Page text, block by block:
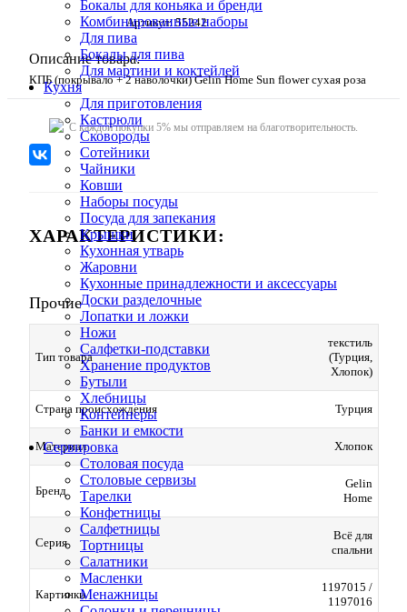
Бокалы для коньяка и бренди
Комбинированные наборы
Для пива
Бокалы для пива
Для мартини и коктейлей
Кухня
Для приготовления
Кастрюли
Сковороды
Сотейники
Чайники
Ковши
Наборы посуды
Посуда для запекания
Крышки
Кухонная утварь
Жаровни
Кухонные принадлежности и аксессуары
Доски разделочные
Лопатки и ложки
Ножи
Салфетки-подставки
Хранение продуктов
Бутыли
Хлебницы
Контейнеры
Банки и емкости
Сервировка
Столовая посуда
Столовые сервизы
Тарелки
Конфетницы
Салфетницы
Тортницы
Салатники
Масленки
Менажницы
Артикул:55242
Описание товара:
КПБ (покрывало + 2 наволочки) Gelin Home Sun flower сухая роза
C каждой покупки 5% мы отправляем на благотворительность.
ХАРАКТЕРИСТИКИ:
Прочие
Тип товара
текстиль
(Турция,
Хлопок)
Страна происхождения Турция
Материал Хлопок
Бренд
Gelin
Home
Серия
Всё для
спальни
Картинки
1197015 /
1197016